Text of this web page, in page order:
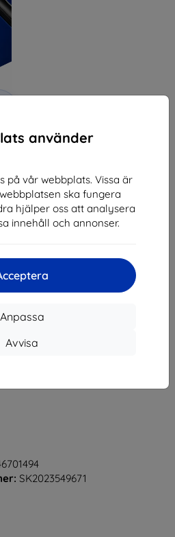
använder
på vår webbplats. Vissa är
ska fungera
hjälper oss att analysera
innehåll och annonser.
Anpassa
Avvisa
SK2023549671